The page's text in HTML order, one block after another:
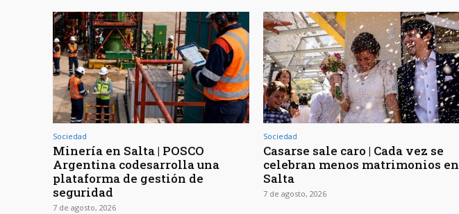
Sociedad
Minería en Salta | POSCO
Argentina codesarrolla una
plataforma de gestión de
seguridad
7 de agosto, 2026
Sociedad
Casarse sale caro | Cada vez se
celebran menos matrimonios en
Salta
7 de agosto, 2026